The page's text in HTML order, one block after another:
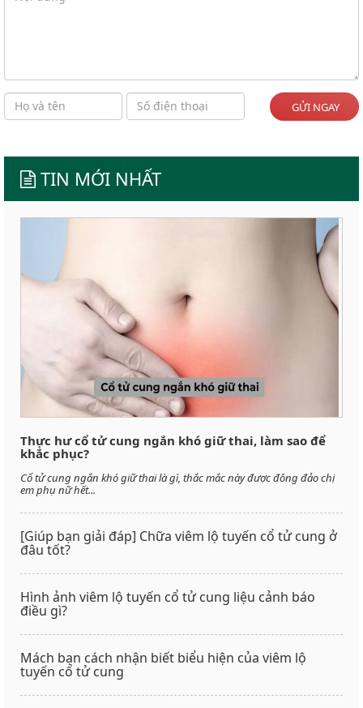
GỬI NGAY
TIN MỚI NHẤT
Thực hư cổ tử cung ngắn khó giữ thai, làm sao để
khắc phục?
Cổ tử cung ngắn khó giữ thai là gì, thắc mắc này được đông đảo chị
em phụ nữ hết...
[Giúp bạn giải đáp] Chữa viêm lộ tuyến cổ tử cung ở
đâu tốt?
Hình ảnh viêm lộ tuyến cổ tử cung liệu cảnh báo
điều gì?
Mách bạn cách nhận biết biểu hiện của viêm lộ
tuyến cổ tử cung